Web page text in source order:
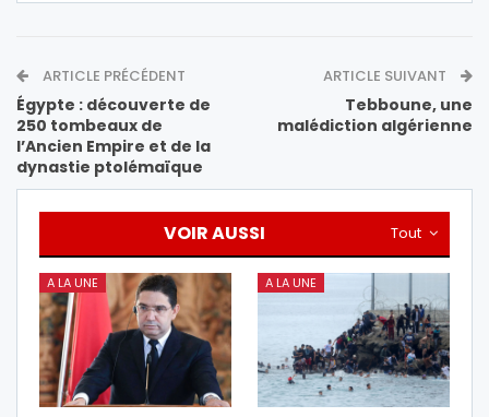
ARTICLE PRÉCÉDENT
Égypte : découverte de
250 tombeaux de
l’Ancien Empire et de la
dynastie ptolémaïque
ARTICLE SUIVANT
Tebboune, une
malédiction algérienne
Tout
VOIR AUSSI
A LA UNE A LA UNE